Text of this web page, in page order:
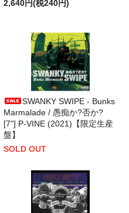
2,640円(税240円)
SWANKY SWIPE - Bunks
Marmalade / 愚痴か?否か?
[7"] P-VINE (2021)【限定生産
盤】
SOLD OUT